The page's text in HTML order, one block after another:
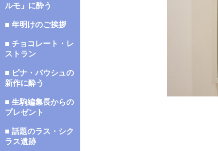
ルモ」に酔う
■ 年明けのご挨拶
■ チョコレート・レ
ストラン
■ ピナ・バウシュの
新作に酔う
■ 生駒編集長からの
プレゼント
■ 話題のラス・シク
ラス遺跡